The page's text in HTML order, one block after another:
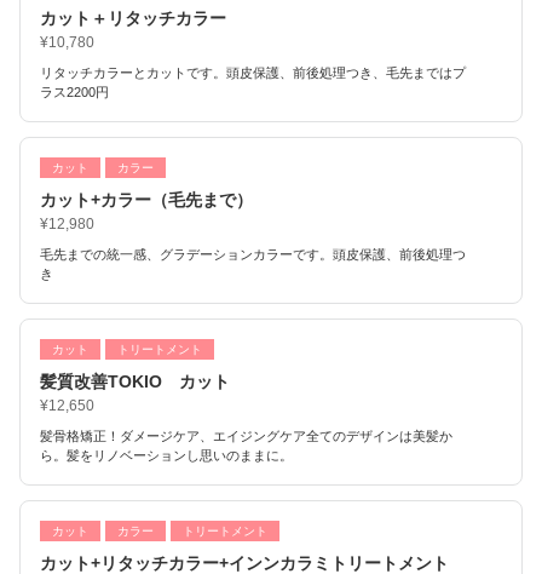
カット＋リタッチカラー
¥10,780
リタッチカラーとカットです。頭皮保護、前後処理つき、毛先まではプ
ラス2200円
カット カラー
カット+カラー（毛先まで）
¥12,980
毛先までの統一感、グラデーションカラーです。頭皮保護、前後処理つ
き
カット トリートメント
髪質改善TOKIO カット
¥12,650
髪骨格矯正！ダメージケア、エイジングケア全てのデザインは美髪か
ら。髪をリノベーションし思いのままに。
カット カラー トリートメント
カット+リタッチカラー+インンカラミトリートメント